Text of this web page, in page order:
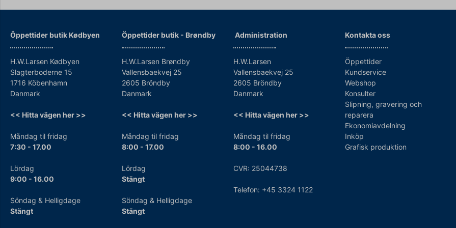
Öppettider butik Kødbyen
H.W.Larsen Kødbyen
Slagterboderne 15
1716 Köbenhamn
Danmark
<< Hitta vägen her >>
Måndag til fridag
7:30 - 17.00
Lördag
9:00 - 16.00
Söndag & Helligdage
Stängt
Öppettider butik - Brøndby
H.W.Larsen Brøndby
Vallensbaekvej 25
2605 Bröndby
Danmark
<< Hitta vägen her >>
Måndag til fridag
8:00 - 17.00
Lördag
Stängt
Söndag & Helligdage
Stängt
Administration
H.W.Larsen
Vallensbaekvej 25
2605 Bröndby
Danmark
<< Hitta vägen her >>
Måndag til fridag
8:00 - 16.00
CVR: 25044738
Telefon: +45 3324 1122
Kontakta oss
Öppettider
Kundservice
Webshop
Konsulter
Slipning, gravering och
reparera
Ekonomiavdelning
Inköp
Grafisk produktion